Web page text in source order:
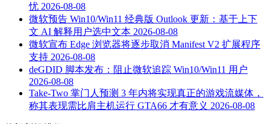
忧 2026-08-08
微软预告 Win10/Win11 经典版 Outlook 更新：基于上下
文 AI 解释用户选中文本 2026-08-08
微软宣布 Edge 浏览器将逐步取消 Manifest V2 扩展程序
支持 2026-08-08
deGDID 脚本发布：阻止微软追踪 Win10/Win11 用户
2026-08-08
Take-Two 掌门人预测 3 年内将实现真正的游戏流媒体，
称其表现需比肩主机运行 GTA66 才有意义 2026-08-08